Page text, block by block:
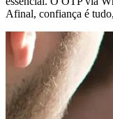
Afinal, confiança é